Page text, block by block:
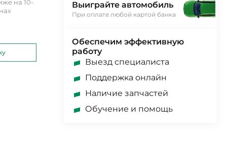
на 10-
Выиграйте автомобиль
При оплате любой картой банка
Обеспечим эффективную
работу
Выезд специалиста
Поддержка онлайн
Наличие запчастей
Обучение и помощь